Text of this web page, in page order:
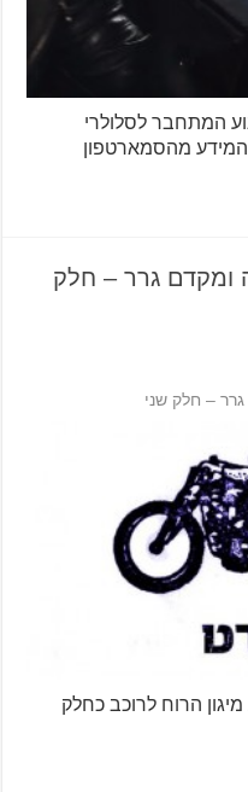
המתחבר לסלולרי
מהסמארטפון
ומקדם גרר – חלק
גרר – חלק שני
הרוח לרוכב כחלק